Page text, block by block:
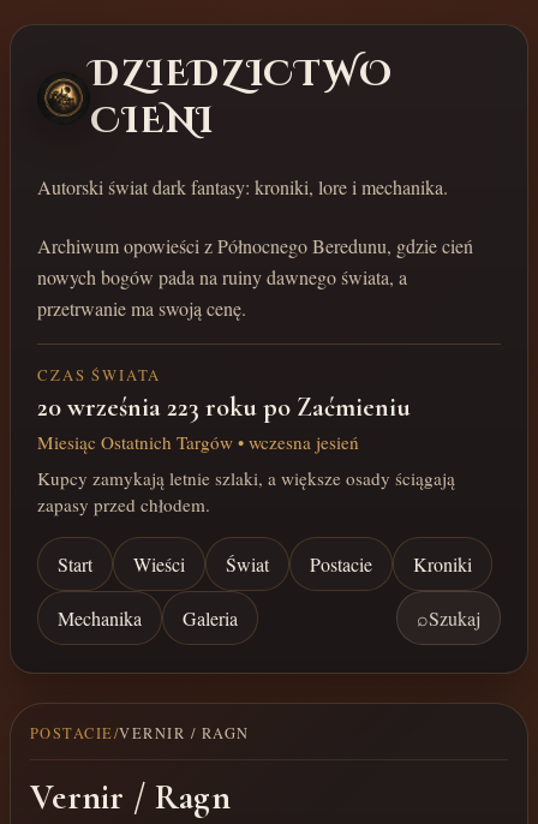
DZIEDZICTWO
CIENI
Autorski świat dark fantasy: kroniki, lore i mechanika.
Archiwum opowieści z Północnego Beredunu, gdzie cień
nowych bogów pada na ruiny dawnego świata, a
przetrwanie ma swoją cenę.
CZAS ŚWIATA
20 września 223 roku po Zaćmieniu
Miesiąc Ostatnich Targów • wczesna jesień
Kupcy zamykają letnie szlaki, a większe osady ściągają
zapasy przed chłodem.
Start Wieści Świat Postacie Kroniki
Mechanika Galeria ⌕Szukaj
POSTACIE/VERNIR / RAGN
Vernir / Ragn